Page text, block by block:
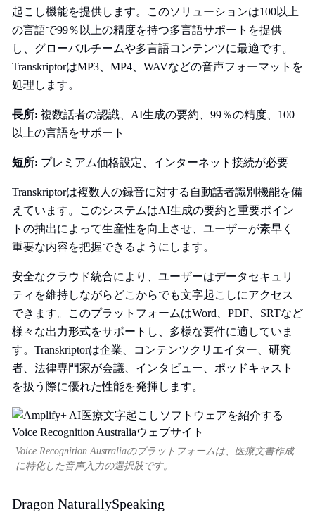
起こし機能を提供します。このソリューションは100以上
の言語で99％以上の精度を持つ多言語サポートを提供
し、グローバルチームや多言語コンテンツに最適です。
TranskriptorはMP3、MP4、WAVなどの音声フォーマットを
処理します。
長所: 複数話者の認識、AI生成の要約、99％の精度、100
以上の言語をサポート
短所: プレミアム価格設定、インターネット接続が必要
Transkriptorは複数人の録音に対する自動話者識別機能を備
えています。このシステムはAI生成の要約と重要ポイン
トの抽出によって生産性を向上させ、ユーザーが素早く
重要な内容を把握できるようにします。
安全なクラウド統合により、ユーザーはデータセキュリ
ティを維持しながらどこからでも文字起こしにアクセス
できます。このプラットフォームはWord、PDF、SRTなど
様々な出力形式をサポートし、多様な要件に適していま
す。Transkriptorは企業、コンテンツクリエイター、研究
者、法律専門家が会議、インタビュー、ポッドキャスト
を扱う際に優れた性能を発揮します。
Voice Recognition Australiaのプラットフォームは、医療文書作成
に特化した音声入力の選択肢です。
Dragon NaturallySpeaking